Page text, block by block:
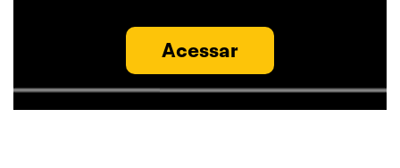
Acessar